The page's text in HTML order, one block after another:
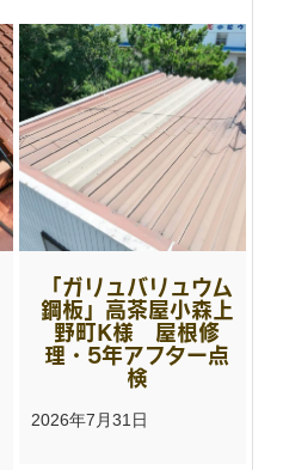
「ガリュバリュウム
鋼板」高茶屋小森上
野町K様 屋根修
理・5年アフター点
検
2026年7月31日